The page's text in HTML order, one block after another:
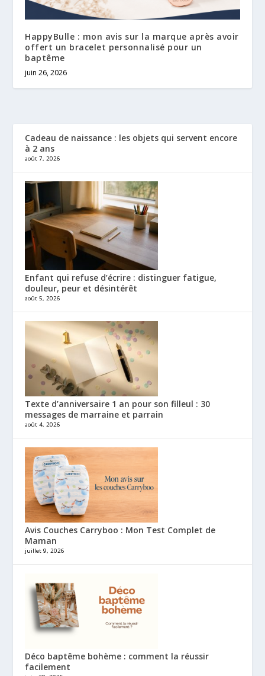
HappyBulle : mon avis sur la marque après avoir
offert un bracelet personnalisé pour un
baptême
juin 26, 2026
Cadeau de naissance : les objets qui servent encore
à 2 ans
août 7, 2026
Enfant qui refuse d’écrire : distinguer fatigue,
douleur, peur et désintérêt
août 5, 2026
Texte d’anniversaire 1 an pour son filleul : 30
messages de marraine et parrain
août 4, 2026
Avis Couches Carryboo : Mon Test Complet de
Maman
juillet 9, 2026
Déco baptême bohème : comment la réussir
facilement